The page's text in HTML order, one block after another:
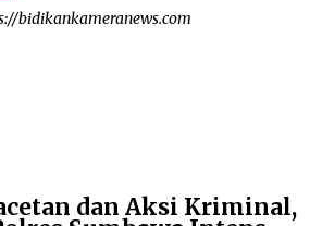
bidikankameranews.com
dan Aksi Kriminal,